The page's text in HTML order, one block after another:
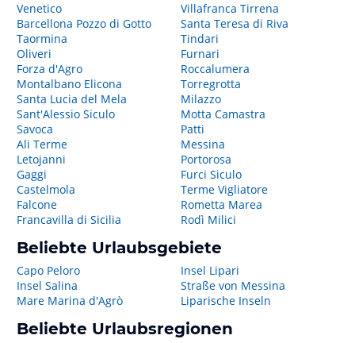
Venetico
Barcellona Pozzo di Gotto
Taormina
Oliveri
Forza d'Agro
Montalbano Elicona
Santa Lucia del Mela
Sant'Alessio Siculo
Savoca
Ali Terme
Letojanni
Gaggi
Castelmola
Falcone
Francavilla di Sicilia
Villafranca Tirrena
Santa Teresa di Riva
Tindari
Furnari
Roccalumera
Torregrotta
Milazzo
Motta Camastra
Patti
Messina
Portorosa
Furci Siculo
Terme Vigliatore
Rometta Marea
Rodì Milici
Beliebte Urlaubsgebiete
Capo Peloro
Insel Salina
Mare Marina d'Agrò
Insel Lipari
Straße von Messina
Liparische Inseln
Beliebte Urlaubsregionen